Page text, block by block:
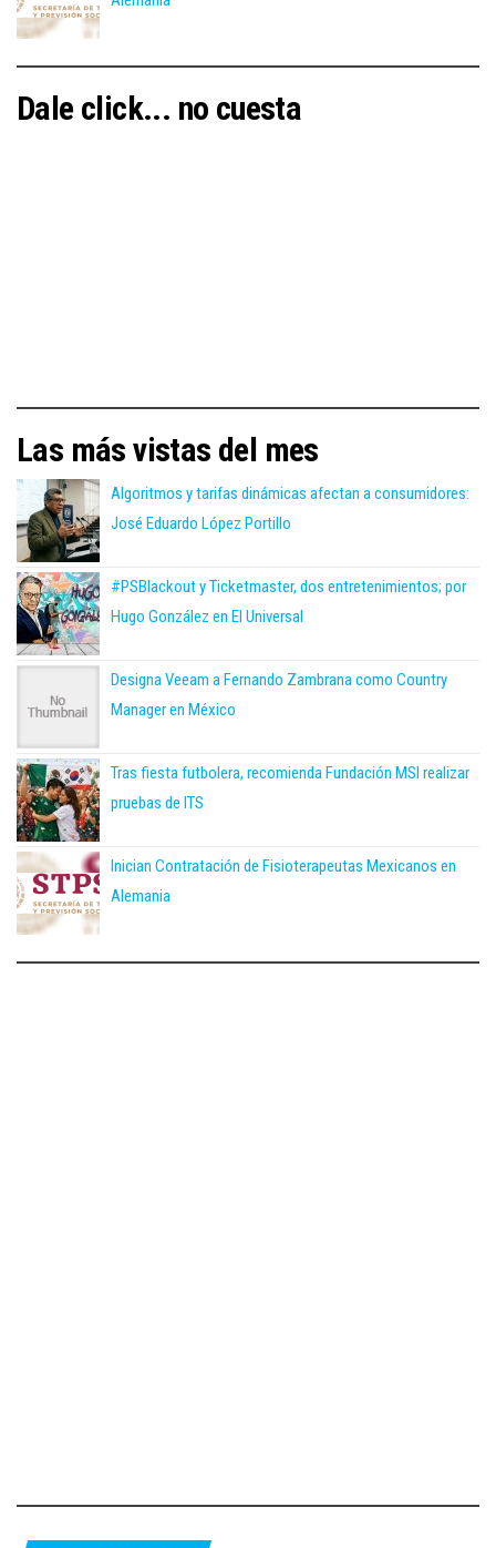
Dale click... no cuesta
Las más vistas del mes
Algoritmos y tarifas dinámicas afectan a consumidores:
José Eduardo López Portillo
#PSBlackout y Ticketmaster, dos entretenimientos; por
Hugo González en El Universal
Designa Veeam a Fernando Zambrana como Country
Manager en México
Tras fiesta futbolera, recomienda Fundación MSI realizar
pruebas de ITS
Inician Contratación de Fisioterapeutas Mexicanos en
Alemania